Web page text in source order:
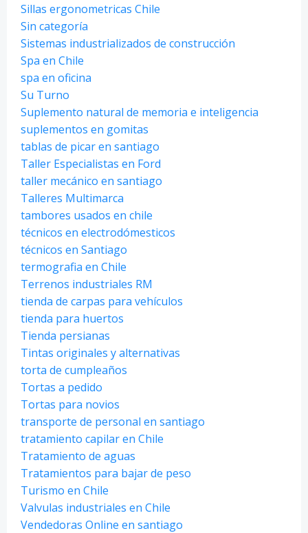
Sillas ergonometricas Chile
Sin categoría
Sistemas industrializados de construcción
Spa en Chile
spa en oficina
Su Turno
Suplemento natural de memoria e inteligencia
suplementos en gomitas
tablas de picar en santiago
Taller Especialistas en Ford
taller mecánico en santiago
Talleres Multimarca
tambores usados en chile
técnicos en electrodómesticos
técnicos en Santiago
termografia en Chile
Terrenos industriales RM
tienda de carpas para vehículos
tienda para huertos
Tienda persianas
Tintas originales y alternativas
torta de cumpleaños
Tortas a pedido
Tortas para novios
transporte de personal en santiago
tratamiento capilar en Chile
Tratamiento de aguas
Tratamientos para bajar de peso
Turismo en Chile
Valvulas industriales en Chile
Vendedoras Online en santiago